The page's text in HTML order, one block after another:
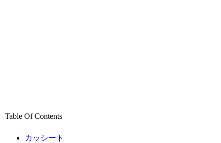
Table Of Contents
カッシート